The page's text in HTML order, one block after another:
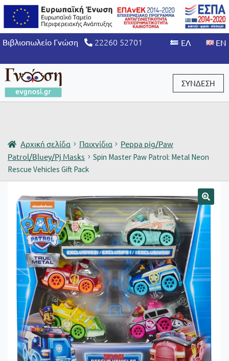
Βιβλιοπωλείο Γνώση 22260 52701
ΣΥΝΔΕΣΗ
Αρχική σελίδα Παιχνίδια
Peppa pig/Paw
Patrol/Bluey/Pj Masks
Spin Master Paw Patrol: Metal Neon
Rescue Vehicles Gift Pack
🔍